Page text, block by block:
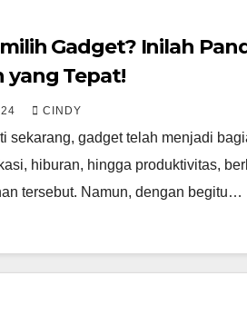
Gadget? Inilah
yang Tepat!
CINDY
sekarang, gadget telah menjadi
hiburan, hingga produktivitas,
tersebut. Namun, dengan begitu…